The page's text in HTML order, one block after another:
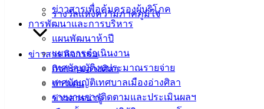
ข่าวสารเพื่อคุ้มครองผู้บริโภค
การพัฒนาและการบริหาร
แผนพัฒนาห้าปี
แผนการดำเนินงาน
เทศบัญญัติงบประมาณรายจ่าย
เทศบัญญัติเทศบาลเมืองอ่างศิลา
รายงานการติดตามและประเมินผลฯ
รางวัลแห่งความภาคภูมิใจ
ข่าวสาร กิจกรรม
กิจกรรมอ่างศิลา
ข่าวเด่น
ข่าวสารน่ารู้
ติดต่อ : 038-
142-100-104
บริการ
ประชาชน